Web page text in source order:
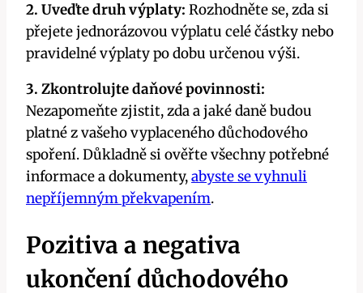
2. Uveďte druh výplaty: Rozhodněte se, zda si
přejete jednorázovou výplatu celé částky nebo
pravidelné výplaty po dobu určenou výši.
3. Zkontrolujte daňové povinnosti:
Nezapomeňte zjistit, zda a jaké daně budou
platné z vašeho vyplaceného důchodového
spoření. Důkladně si ověřte všechny potřebné
informace a dokumenty,abyste se vyhnuli
nepříjemným překvapením.
Pozitiva a negativa
ukončení důchodového